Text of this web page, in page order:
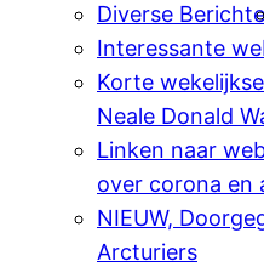
Diverse
Interessante
Korte
Neale Donald
Linken naar
over corona en
NIEUW,
Arcturiers